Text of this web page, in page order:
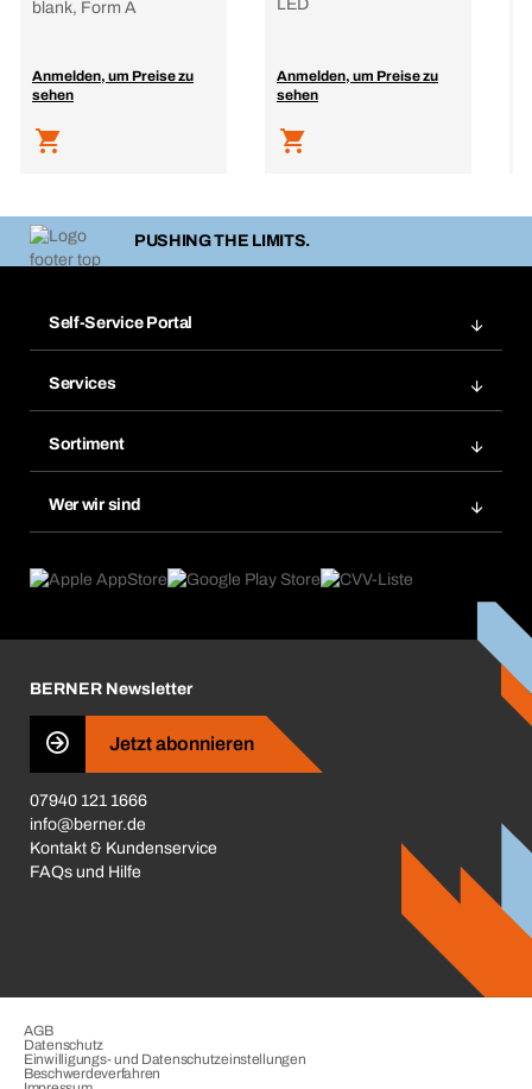
blank, Form A
Anmelden, um Preise zu
sehen
LED
Anmelden, um Preise zu
sehen
PUSHING THE LIMITS.
Self-Service Portal
Merklisten
Nachbestellungen
Dauerauftrag
Services
Chemical Safety Management
eProcurement
Produktfinder
Sortiment
Aktionsübersicht
Wer wir sind
Was uns antreibt
Business Conduct
BERNER Newsletter
Jetzt abonnieren
07940 121 1666
info@berner.de
Kontakt & Kundenservice
FAQs und Hilfe
AGB
Datenschutz
Einwilligungs- und Datenschutzeinstellungen
Beschwerdeverfahren